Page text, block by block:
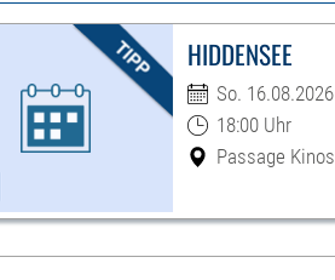
HIDDENSEE
So. 16.08.2026
18:00 Uhr
Passage Kinos